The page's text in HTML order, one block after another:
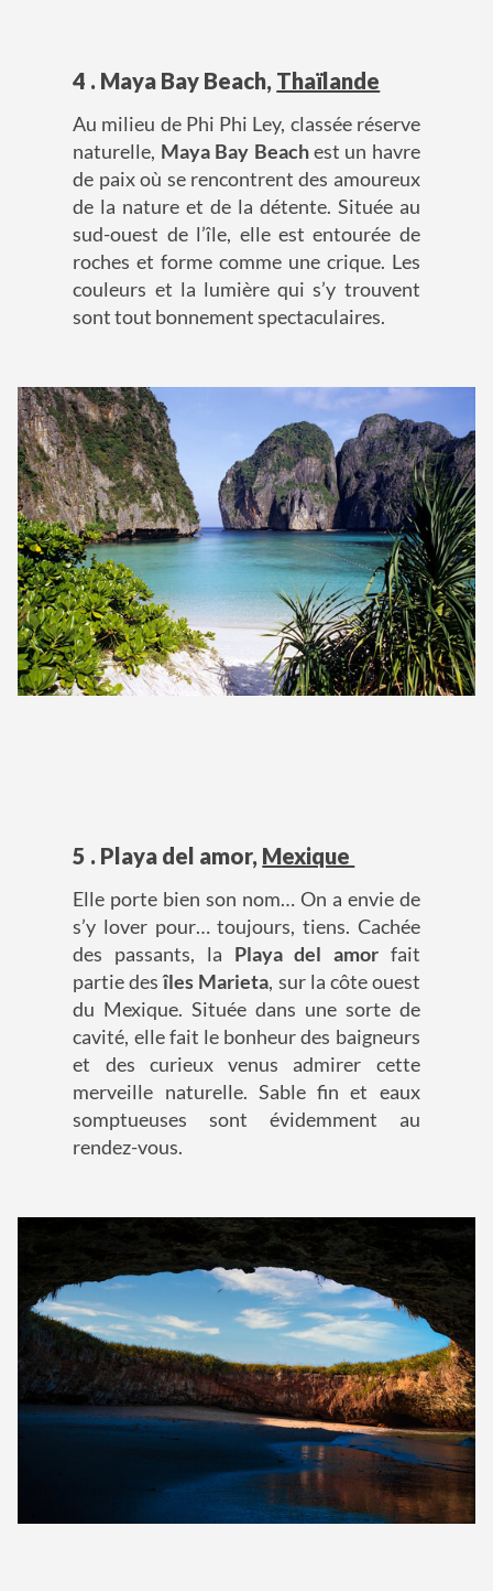
4 . Maya Bay Beach, Thaïlande
Au milieu de Phi Phi Ley, classée réserve
naturelle, Maya Bay Beachest un havre
de paix où se rencontrent des amoureux
de la nature et de la détente. Située au
sud-ouest de l’île, elle est entourée de
roches et forme comme une crique. Les
couleurs et la lumière qui s’y trouvent
sont tout bonnement spectaculaires.
5 . Playa del amor, Mexique
Elle porte bien son nom… On a envie de
s’y lover pour… toujours, tiens. Cachée
des passants, la Playa del amorfait
partie desîles Marieta, sur la côte ouest
du Mexique. Située dans une sorte de
cavité, elle fait le bonheur des baigneurs
et des curieux venus admirer cette
merveille naturelle. Sable fin et eaux
somptueuses sont évidemment au
rendez-vous.